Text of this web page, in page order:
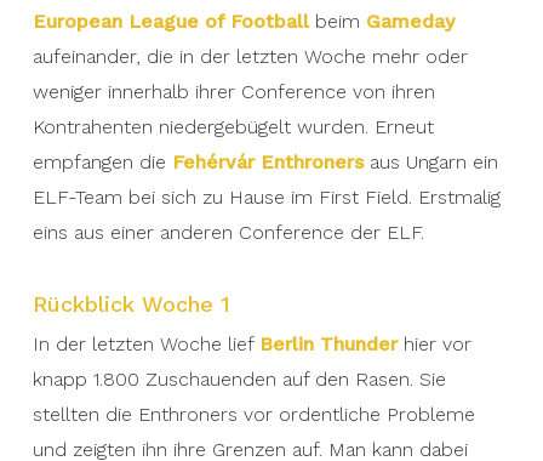
European League of Footballbeim Gameday
aufeinander, die in der letzten Woche mehr oder
weniger innerhalb ihrer Conference von ihren
Kontrahenten niedergebügelt wurden. Erneut
empfangen die Fehérvár Enthronersaus Ungarn ein
ELF-Team bei sich zu Hause im First Field. Erstmalig
eins aus einer anderen Conference der ELF.
Rückblick Woche 1
In der letzten Woche lief Berlin Thunderhier vor
knapp 1.800 Zuschauenden auf den Rasen. Sie
stellten die Enthroners vor ordentliche Probleme
und zeigten ihn ihre Grenzen auf. Man kann dabei